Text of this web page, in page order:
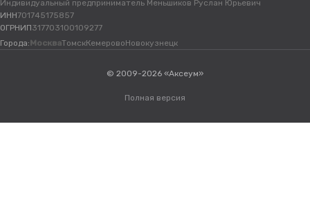
Индивидуальный предприниматель Меньшиков Руслан Юрьевич
ИНН701745175857
ОГРНИП317703100109277
Города: МоскваТомскКемеровоНовокузнецк
© 2009-2026 «Аксеум»
Полная версия